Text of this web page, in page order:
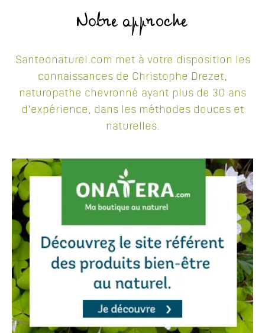
Notre approche
Santeonaturel.com met à votre disposition les
connaissances de Christophe Drezet,
naturopathe chevronné ayant plus de 30 ans
d'expérience, dans les méthodes douces et
naturelles.